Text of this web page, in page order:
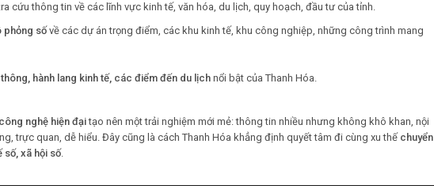
cứu thông tin về các lĩnh vực kinh tế, văn hóa, du lịch, quy hoạch, đầu tư của tỉnh.
phỏng số về các dự án trọng điểm, các khu kinh tế, khu công nghiệp, những công trình mang
hành lang kinh tế, các điểm đến du lịch nổi bật của Thanh Hóa.
nghệ hiện đạitạo nên một trải nghiệm mới mẻ: thông tin nhiều nhưng không khô khan, nội
trực quan, dễ hiểu. Đây cũng là cách Thanh Hóa khẳng định quyết tâm đi cùng xu thế chuyển
số, xã hội số.